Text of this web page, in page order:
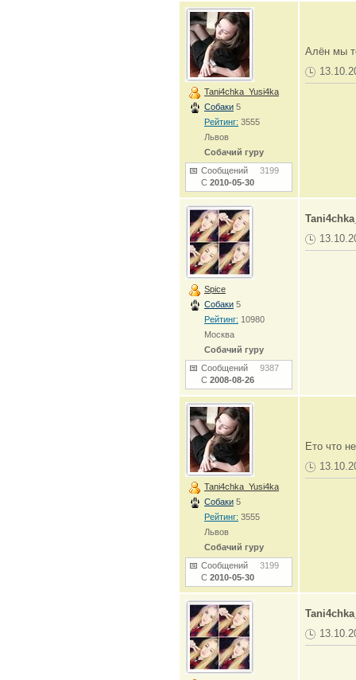
Tani4chka_Yusi4ka
Собаки 5
Рейтинг: 3555
Львов
Собачий гуру
Сообщений 3199
С 2010-05-30
Алён мы
Spice
Собаки 5
Рейтинг: 10980
Москва
Собачий гуру
Сообщений 9387
С 2008-08-26
Tani4chka_Yusi4ka
Собаки 5
Рейтинг: 3555
Львов
Собачий гуру
Сообщений 3199
С 2010-05-30
Ето что